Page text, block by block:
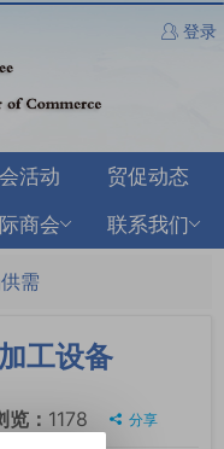
登录
活动
贸促动态
商会 联系我们
需
工设备
览： 1178 分享